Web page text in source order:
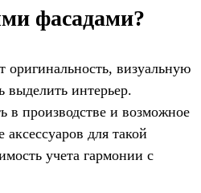
фасадами?
визуальную
выделить интерьер.
в производстве и возможное
для такой
учета гармонии с